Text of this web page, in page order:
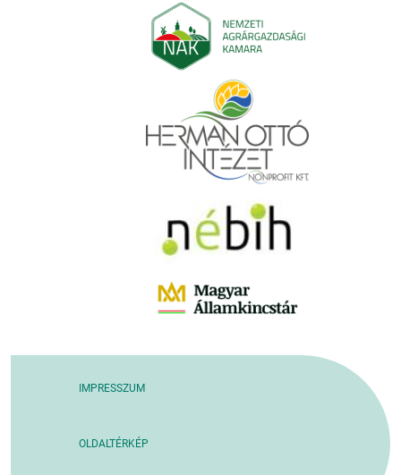
IMPRESSZUM
OLDALTÉRKÉP